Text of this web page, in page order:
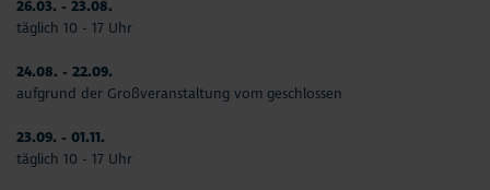
26.03. - 23.08.
täglich 10 - 17 Uhr
24.08. - 22.09.
aufgrund der Großveranstaltung vom geschlossen
23.09. - 01.11.
täglich 10 - 17 Uhr